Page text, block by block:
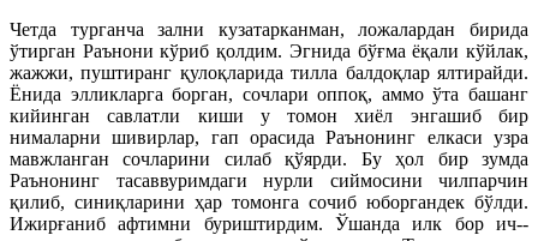
Четда турганча зални кузатарканман, ложалардан бирида
ўтирган Раънони кўриб қолдим. Эгнида бўғма ёқали кўйлак,
жажжи, пуштиранг қулоқларида тилла балдоқлар ялтирайди.
Ёнида эллик­ларга борган, сочлари оппоқ, аммо ўта башанг
кийинган савлатли киши у томон хиёл энгашиб бир
нималарни шивирлар, гап орасида Раънонинг елкаси узра
мавжланган сочларини силаб қўярди. Бу ҳол бир зумда
Раънонинг тасаввуримдаги нурли сиймосини чилпарчин
қилиб, синиқларини ҳар томонга сочиб юборгандек бўлди.
Ижирғаниб афтимни буриштирдим. Ўшанда илк бор ич-­